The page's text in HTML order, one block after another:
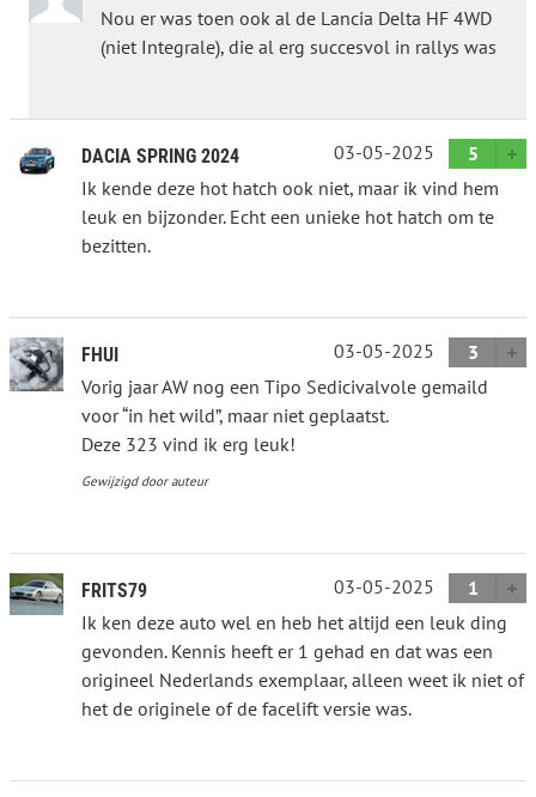
Nou er was toen ook al de Lancia Delta HF 4WD
(niet Integrale), die al erg succesvol in rallys was
DACIA SPRING 2024 03-05-2025
5
Ik kende deze hot hatch ook niet, maar ik vind hem
leuk en bijzonder. Echt een unieke hot hatch om te
bezitten.
FHUI 03-05-2025
3
Vorig jaar AW nog een Tipo Sedicivalvole gemaild
voor “in het wild”, maar niet geplaatst.
Deze 323 vind ik erg leuk!
Gewijzigd door auteur
FRITS79 03-05-2025
1
Ik ken deze auto wel en heb het altijd een leuk ding
gevonden. Kennis heeft er 1 gehad en dat was een
origineel Nederlands exemplaar, alleen weet ik niet of
het de originele of de facelift versie was.